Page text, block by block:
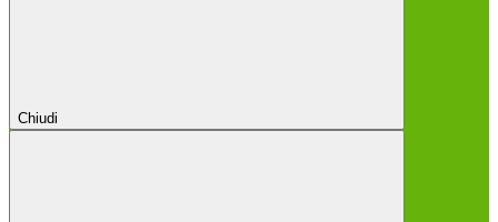
Chiudi